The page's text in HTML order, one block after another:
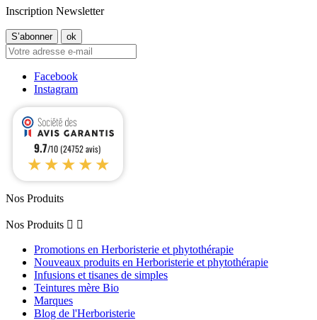
Inscription Newsletter
Facebook
Instagram
9.7/10 (24752 avis)
★★★★★
Nos Produits
Nos Produits  
Promotions en Herboristerie et phytothérapie
Nouveaux produits en Herboristerie et phytothérapie
Infusions et tisanes de simples
Teintures mère Bio
Marques
Blog de l'Herboristerie